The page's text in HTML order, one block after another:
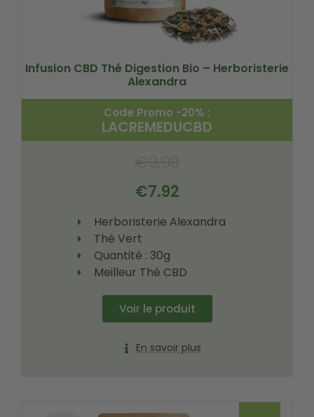
Infusion CBD Thé Digestion Bio – Herboristerie
Alexandra
Code Promo -20% :
LACREMEDUCBD
€7.92
Herboristerie Alexandra
Thé Vert
Quantité : 30g
Meilleur Thé CBD
Voir le produit
En savoir plus